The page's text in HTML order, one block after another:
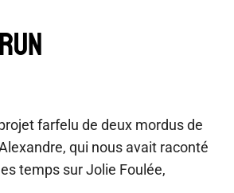
farfelu de deux mordus de
qui nous avait raconté
temps sur Jolie Foulée,